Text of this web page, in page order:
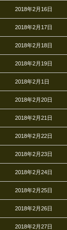
2018年2月16日
2018年2月17日
2018年2月18日
2018年2月19日
2018年2月1日
2018年2月20日
2018年2月21日
2018年2月22日
2018年2月23日
2018年2月24日
2018年2月25日
2018年2月26日
2018年2月27日